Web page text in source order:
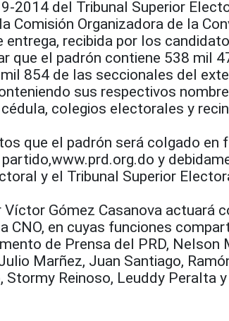
2014 del Tribunal Superior
Comisión Organizadora de la
entrega, recibida por los
que el padrón contiene 538 mil
854 de las seccionales del
sus respectivos
colegios electorales y
que el padrón será colgado en
y
y el Tribunal Superior
Gómez Casanova actuará
CNO, en cuyas funciones
de Prensa del PRD, Nelson
Marñez, Juan Santiago,
Stormy Reinoso, Leuddy Peralta